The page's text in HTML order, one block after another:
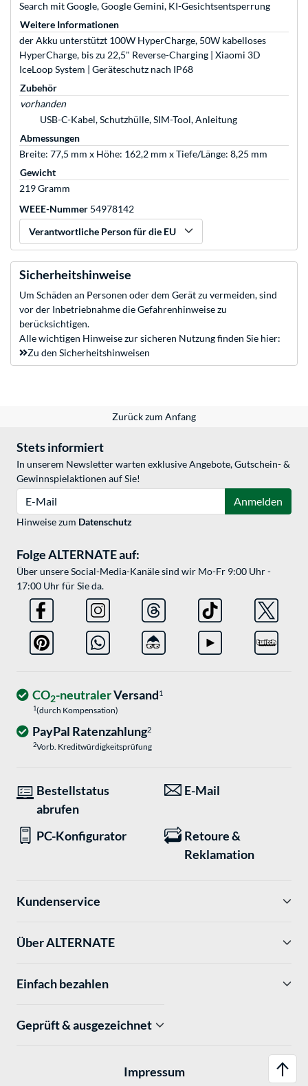
Search mit Google, Google Gemini, KI-Gesichtsentsperrung
Weitere Informationen
der Akku unterstützt 100W HyperCharge, 50W kabelloses
HyperCharge, bis zu 22,5" Reverse-Charging | Xiaomi 3D
IceLoop System | Geräteschutz nach IP68
Zubehör
vorhanden
USB-C-Kabel, Schutzhülle, SIM-Tool, Anleitung
Abmessungen
Breite: 77,5 mm x Höhe: 162,2 mm x Tiefe/Länge: 8,25 mm
Gewicht
219 Gramm
WEEE-Nummer 54978142
Verantwortliche Person für die EU
Sicherheitshinweise
Um Schäden an Personen oder dem Gerät zu vermeiden, sind
vor der Inbetriebnahme die Gefahrenhinweise zu
berücksichtigen.
Alle wichtigen Hinweise zur sicheren Nutzung finden Sie hier:
Zu den Sicherheitshinweisen
Zurück zum Anfang
Stets informiert
In unserem Newsletter warten exklusive Angebote, Gutschein- &
Gewinnspielaktionen auf Sie!
Anmelden
Hinweise zum Datenschutz
Folge ALTERNATE auf:
Über unsere Social-Media-Kanäle sind wir Mo-Fr 9:00 Uhr -
17:00 Uhr für Sie da.
CO2-neutralerVersand1
1(durch Kompensation)
PayPal Ratenzahlung2
2Vorb. Kreditwürdigkeitsprüfung
Bestellstatus
abrufen
E-Mail
PC-Konfigurator
Retoure &
Reklamation
Kundenservice
Über ALTERNATE
Einfach bezahlen
Geprüft & ausgezeichnet
Impressum